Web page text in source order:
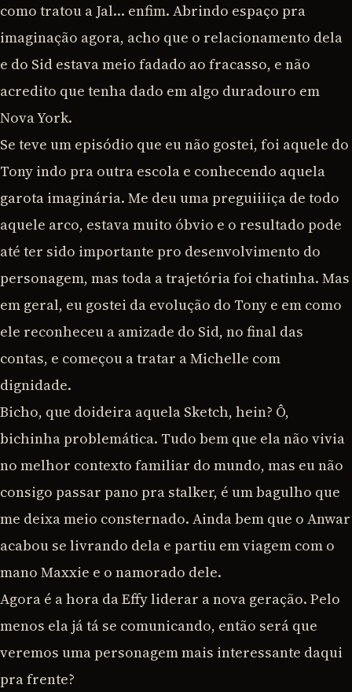
como tratou a Jal… enfim. Abrindo espaço pra
imaginação agora, acho que o relacionamento dela
e do Sid estava meio fadado ao fracasso, e não
acredito que tenha dado em algo duradouro em
Nova York.
Se teve um episódio que eu não gostei, foi aquele do
Tony indo pra outra escola e conhecendo aquela
garota imaginária. Me deu uma preguiiiiça de todo
aquele arco, estava muito óbvio e o resultado pode
até ter sido importante pro desenvolvimento do
personagem, mas toda a trajetória foi chatinha. Mas
em geral, eu gostei da evolução do Tony e em como
ele reconheceu a amizade do Sid, no final das
contas, e começou a tratar a Michelle com
dignidade.
Bicho, que doideira aquela Sketch, hein? Ô,
bichinha problemática. Tudo bem que ela não vivia
no melhor contexto familiar do mundo, mas eu não
consigo passar pano pra stalker, é um bagulho que
me deixa meio consternado. Ainda bem que o Anwar
acabou se livrando dela e partiu em viagem com o
mano Maxxie e o namorado dele.
Agora é a hora da Effy liderar a nova geração. Pelo
menos ela já tá se comunicando, então será que
veremos uma personagem mais interessante daqui
pra frente?